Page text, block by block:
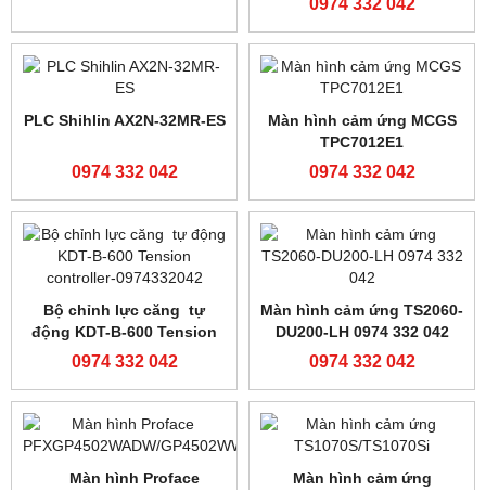
Bộ lập trình Shihlin AX1N-
40MR-ES
0974 332 042
Bộ lập trình Shihlin AX1N-
24MR-ES
0974 332 042
Cảm biến Banner
R58ECRGB1 giá tốt
0974 332 042
Màn hình Weinview
TK6071iQ
0974 332 042
SẢN PHẨM NỔI BẬT
Cảm biến siêu âm JULONG
PS-400S
0974 332 042
Cảm biến Panasonic LX-
101
0974 332 042